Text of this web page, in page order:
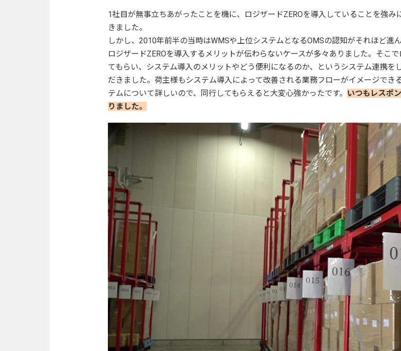
1社目が無事立ちあがったことを機に、ロジザードZEROを導入していることを強
きました。
しかし、2010年前半の当時はWMSや上位システムとなるOMSの認知がそれほど進
ロジザードZEROを導入するメリットが伝わらないケースが多々ありました。そこ
てもらい、システム導入のメリットやどう便利になるのか、というシステム連携を
だきました。荷主様もシステム導入によって改善される業務フローがイメージでき
テムについて詳しいので、同行してもらえると大変心強かったです。 いつもレスポ
りました。